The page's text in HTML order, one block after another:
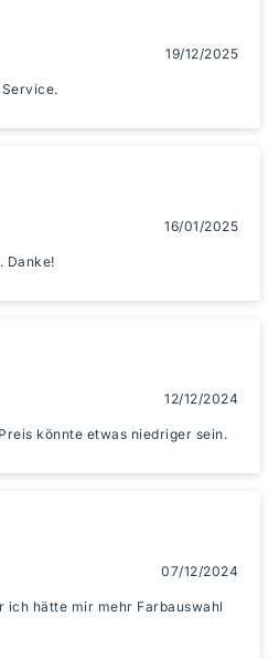
19/12/2025
16/01/2025
Danke!
12/12/2024
könnte etwas niedriger sein.
07/12/2024
ich hätte mir mehr Farbauswahl